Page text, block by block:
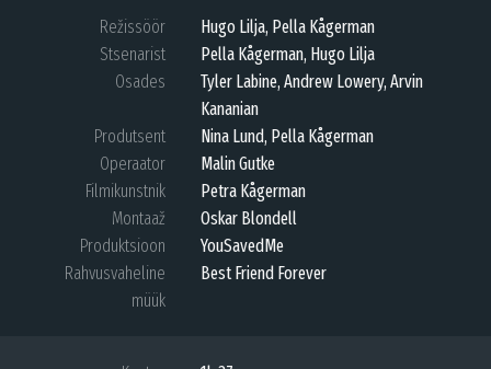
Režissöör
Hugo Lilja, Pella Kågerman
Stsenarist
Pella Kågerman, Hugo Lilja
Osades
Tyler Labine, Andrew Lowery, Arvin
Kananian
Produtsent
Nina Lund, Pella Kågerman
Operaator
Malin Gutke
Filmikunstnik
Petra Kågerman
Montaaž
Oskar Blondell
Produktsioon
YouSavedMe
Rahvusvaheline
müük
Best Friend Forever